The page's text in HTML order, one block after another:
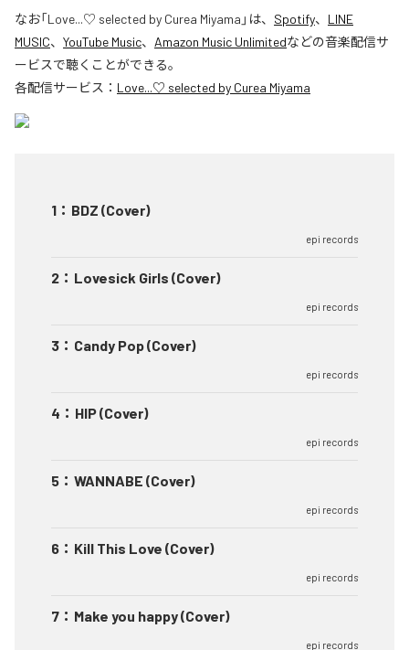
なお「Love...♡ selected by Curea Miyama 」は、 Spotify、 LINE
MUSIC、 YouTube Music、 Amazon Music Unlimitedなどの音楽配信サ
ービスで聴くことができる。
各配信サービス： Love...♡ selected by Curea Miyama
1 ： BDZ (Cover)
epi records
2 ： Lovesick Girls (Cover)
epi records
3 ： Candy Pop (Cover)
epi records
4 ： HIP (Cover)
epi records
5 ： WANNABE (Cover)
epi records
6 ： Kill This Love (Cover)
epi records
7 ： Make you happy (Cover)
epi records